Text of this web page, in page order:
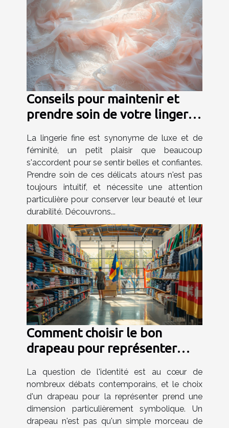
Conseils pour maintenir et
prendre soin de votre lingerie
La lingerie fine est synonyme de luxe et de
féminité, un petit plaisir que beaucoup
s'accordent pour se sentir belles et confiantes.
Prendre soin de ces délicats atours n'est pas
toujours intuitif, et nécessite une attention
particulière pour conserver leur beauté et leur
durabilité. Découvrons...
Comment choisir le bon
drapeau pour représenter
La question de l'identité est au cœur de
nombreux débats contemporains, et le choix
d'un drapeau pour la représenter prend une
dimension particulièrement symbolique. Un
drapeau n'est pas qu'un simple morceau de